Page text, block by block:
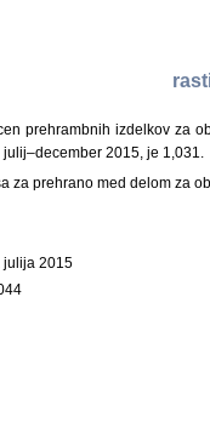
prehrambnih izdelkov za
2015, je 1,031.
za prehrano med delom za
julija 2015